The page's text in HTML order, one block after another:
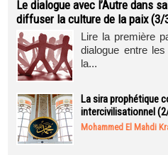
Le dialogue avec l’Autre dans
diffuser la culture de la paix (3/
Lire la première
dialogue entre
la...
La sira prophétique
intercivilisationnel
Mohammed El Mahdi